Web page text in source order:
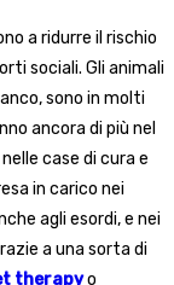
a ridurre il rischio
sociali. Gli animali
sono in molti
ancora di più nel
case di cura e
in carico nei
agli esordi, e nei
a una sorta di
therapyo